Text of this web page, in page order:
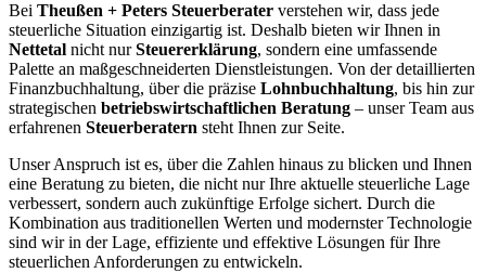
Bei Theußen + Peters Steuerberater verstehen wir, dass jede
steuerliche Situation einzigartig ist. Deshalb bieten wir Ihnen in
Nettetal nicht nurSteuererklärung, sondern eine umfassende
Palette an maßgeschneiderten Dienstleistungen. Von der detaillierten
Finanzbuchhaltung, über die präzise Lohnbuchhaltung, bis hin zur
strategischen betriebswirtschaftlichen Beratung – unser Team aus
erfahrenen Steuerberatern steht Ihnen zur Seite.
Unser Anspruch ist es, über die Zahlen hinaus zu blicken und Ihnen
eine Beratung zu bieten, die nicht nur Ihre aktuelle steuerliche Lage
verbessert, sondern auch zukünftige Erfolge sichert. Durch die
Kombination aus traditionellen Werten und modernster Technologie
sind wir in der Lage, effiziente und effektive Lösungen für Ihre
steuerlichen Anforderungen zu entwickeln.